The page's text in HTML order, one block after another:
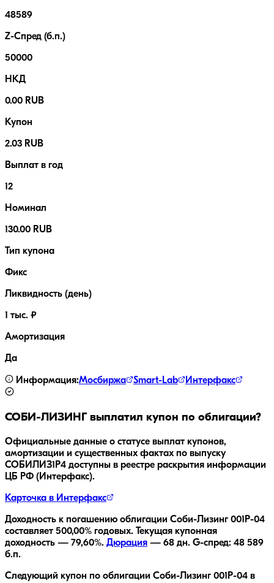
48589
Z-Спред (б.п.)
50000
НКД
0.00 RUB
Купон
2.03 RUB
Выплат в год
12
Номинал
130.00 RUB
Тип купона
Фикс
Ликвидность (день)
1 тыс. ₽
Амортизация
Да
Информация:Мосбиржа Smart-Lab Интерфакс
СОБИ-ЛИЗИНГвыплатил купон по облигации?
Официальные данные о статусе выплат купонов,
амортизации и существенных фактах по выпуску
СОБИЛИЗ1Р4 доступны в реестре раскрытия информации
ЦБ РФ (Интерфакс).
Карточка в Интерфакс
Доходность к погашению облигации Соби-Лизинг 001Р-04
составляет 500,00% годовых. Текущая купонная
доходность — 79,60%. Дюрация — 68 дн. G-спред: 48 589
б.п.
Следующий купон по облигации Соби-Лизинг 001Р-04 в